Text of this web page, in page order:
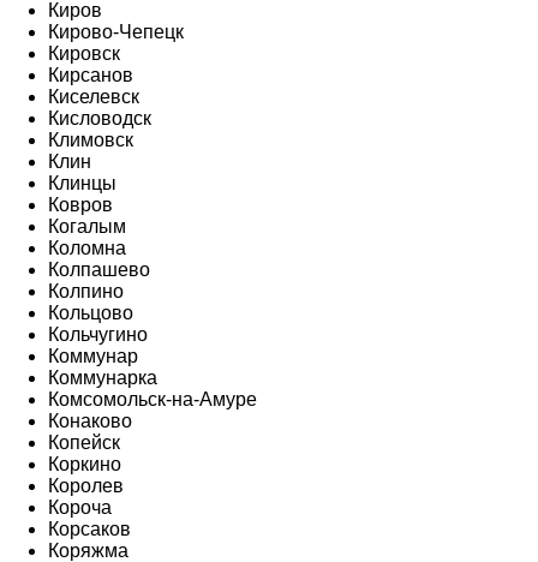
Киров
Кирово-Чепецк
Кировск
Кирсанов
Киселевск
Кисловодск
Климовск
Клин
Клинцы
Ковров
Когалым
Коломна
Колпашево
Колпино
Кольцово
Кольчугино
Коммунар
Коммунарка
Комсомольск-на-Амуре
Конаково
Копейск
Коркино
Королев
Короча
Корсаков
Коряжма